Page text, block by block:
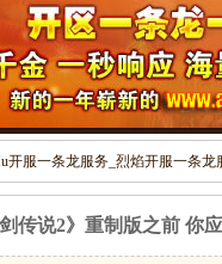
服一条龙服务_烈焰开服一条龙
传说2》重制版之前 你